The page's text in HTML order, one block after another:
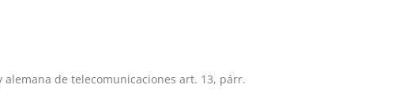
alemana de telecomunicaciones art. 13, párr.